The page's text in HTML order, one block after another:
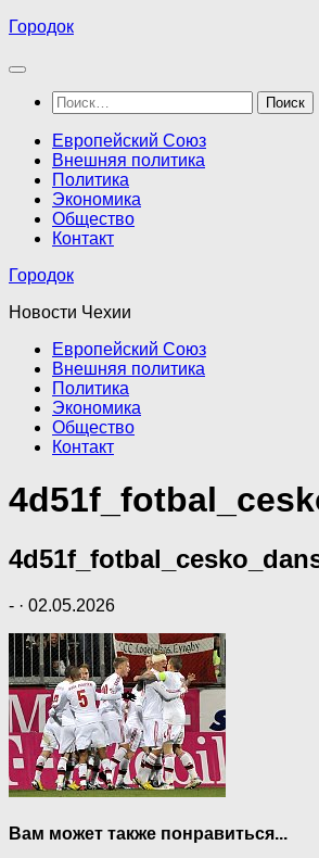
Перейти
содержимому
Городок
Найти:
Европейский Союз
Внешняя политика
Политика
Экономика
Общество
Контакт
Городок
Новости Чехии
Европейский Союз
Внешняя политика
Политика
Экономика
Общество
Контакт
- · 02.05.2026
Вам может также понравиться...